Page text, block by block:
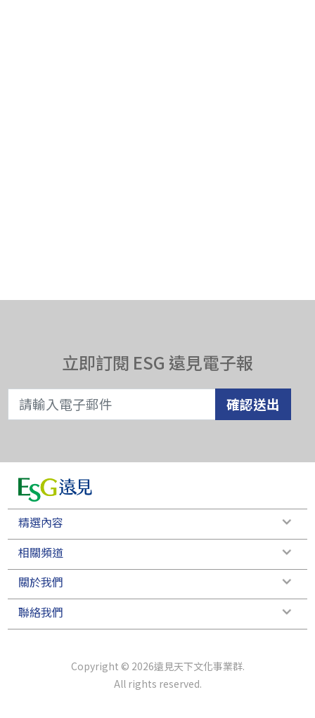
立即訂閱 ESG 遠見電子報
確認送出
精選內容
相關頻道
關於我們
聯絡我們
Copyright © 2026遠見天下文化事業群.
All rights reserved.